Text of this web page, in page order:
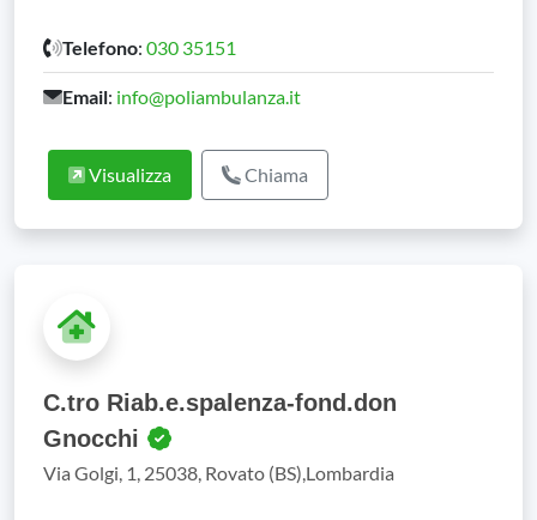
Telefono: 030 35151
Email: info@poliambulanza.it
Visualizza Chiama
C.tro Riab.e.spalenza-fond.don
Gnocchi
Via Golgi, 1, 25038, Rovato (BS),Lombardia